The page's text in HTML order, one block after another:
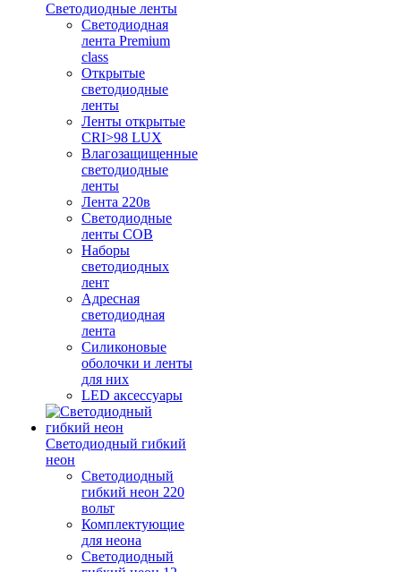
Светодиодные ленты
Светодиодная
лента Premium
class
Открытые
светодиодные
ленты
Ленты открытые
CRI>98 LUX
Влагозащищенные
светодиодные
ленты
Лента 220в
Светодиодные
ленты COB
Наборы
светодиодных
лент
Адресная
светодиодная
лента
Силиконовые
оболочки и ленты
для них
LED аксессуары
Светодиодный гибкий
неон
Светодиодный
гибкий неон 220
вольт
Комплектующие
для неона
Светодиодный